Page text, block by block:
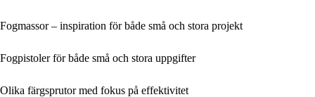
Fogmassor – inspiration för både små och stora projekt
Fogpistoler för både små och stora uppgifter
Olika färgsprutor med fokus på effektivitet